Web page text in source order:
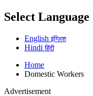
Select Language
Englishइंग्लिश
Hindiहिंदी
Home
Domestic Workers
Advertisement